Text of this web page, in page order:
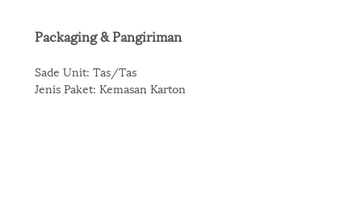
Packaging & Pangiriman
Sade Unit: Tas/Tas
Jenis Paket: Kemasan Karton